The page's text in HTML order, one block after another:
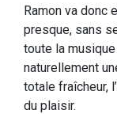
Ramon va donc
presque, sans
toute la musique
naturellement
totale fraîcheur,
du plaisir.